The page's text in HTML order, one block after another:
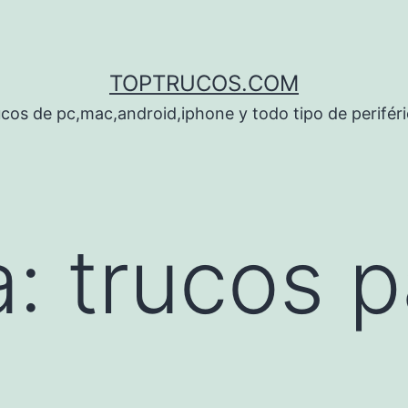
TOPTRUCOS.COM
de pc,mac,android,iphone y todo tipo de
trucos